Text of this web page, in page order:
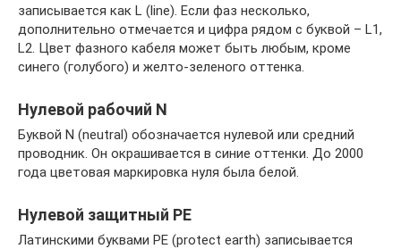
записывается как L (line). Если фаз несколько,
дополнительно отмечается и цифра рядом с буквой – L1,
L2. Цвет фазного кабеля может быть любым, кроме
синего (голубого) и желто-зеленого оттенка.
Нулевой рабочий N
Буквой N (neutral) обозначается нулевой или средний
проводник. Он окрашивается в синие оттенки. До 2000
года цветовая маркировка нуля была белой.
Нулевой защитный PE
Латинскими буквами PE (protect earth) записывается